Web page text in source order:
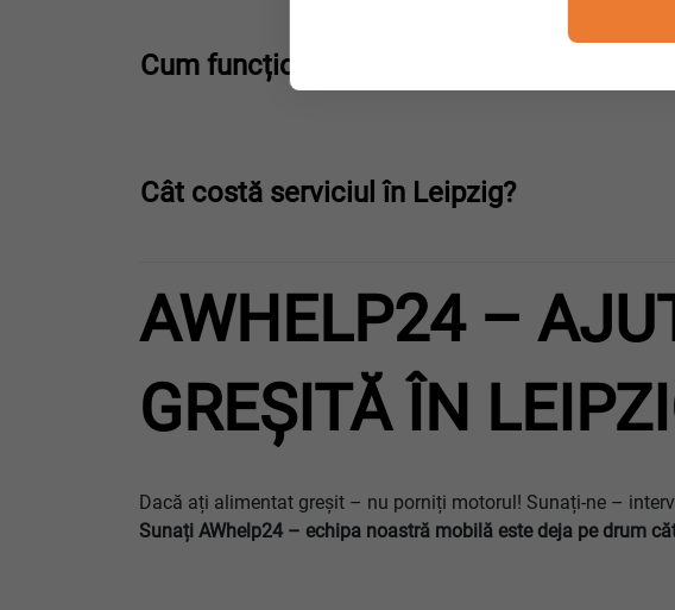
Cum funcționează curățarea rezervorului?
Cât costă serviciul în Leipzig?
AWHELP24 –
GREȘITĂ ÎN
Dacă ați alimentat greșit – nu porniți motorul! Sunați-ne –
Sunați AWhelp24 – echipa noastră mobilă este deja pe drum